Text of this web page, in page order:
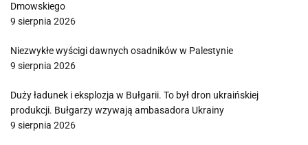
Dmowskiego
9 sierpnia 2026
Niezwykłe wyścigi dawnych osadników w Palestynie
9 sierpnia 2026
Duży ładunek i eksplozja w Bułgarii. To był dron ukraińskiej
produkcji. Bułgarzy wzywają ambasadora Ukrainy
9 sierpnia 2026